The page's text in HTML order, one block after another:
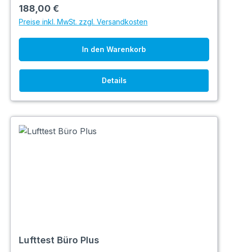
188,00 €
Preise inkl. MwSt. zzgl. Versandkosten
In den Warenkorb
Details
Lufttest Büro Plus